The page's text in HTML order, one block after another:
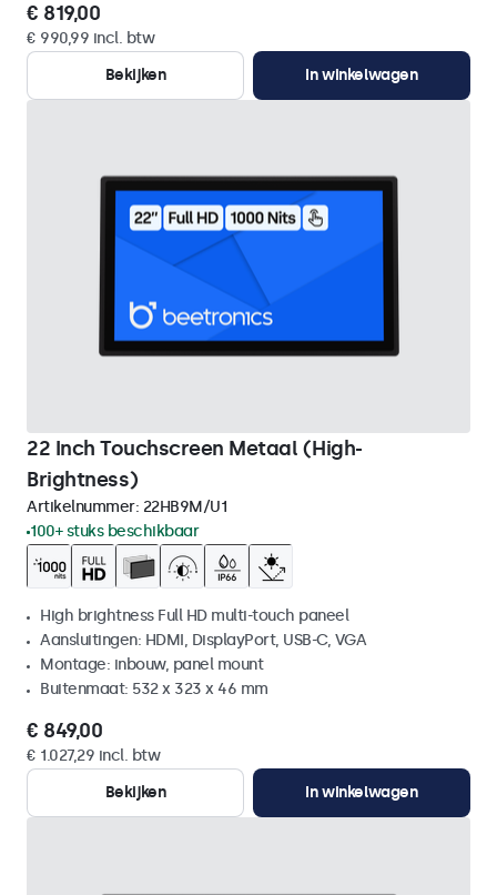
€ 819,00
€ 990,99 incl. btw
Bekijken
In winkelwagen
22 Inch Touchscreen Metaal (High-
Brightness)
Artikelnummer: 22HB9M/U1
100+ stuks beschikbaar
High brightness Full HD multi-touch paneel
Aansluitingen: HDMI, DisplayPort, USB-C, VGA
Montage: inbouw, panel mount
Buitenmaat: 532 x 323 x 46 mm
€ 849,00
€ 1.027,29 incl. btw
Bekijken
In winkelwagen